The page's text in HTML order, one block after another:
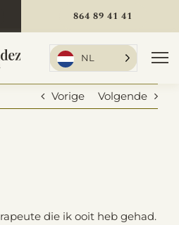
864 89 41 41
NL
Vorige Volgende
die ik ooit heb gehad.